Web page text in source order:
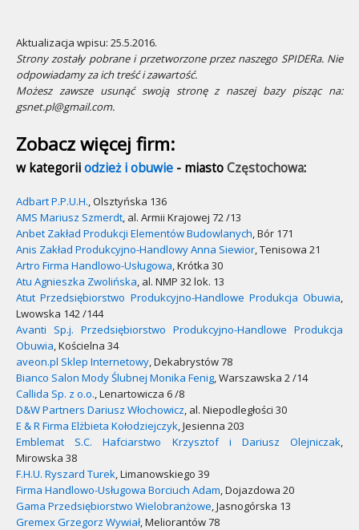
Aktualizacja wpisu: 25.5.2016.
Strony zostały pobrane i przetworzone przez naszego SPIDERa. Nie
odpowiadamy za ich treść i zawartość.
Możesz zawsze usunąć swoją stronę z naszej bazy pisząc na:
gsnet.pl@gmail.com.
Zobacz więcej firm:
w kategoriiodzież i obuwie - miastoCzęstochowa:
Adbart P.P.U.H., Olsztyńska 136
AMS Mariusz Szmerdt, al. Armii Krajowej 72 /13
Anbet Zakład Produkcji Elementów Budowlanych, Bór 171
Anis Zakład Produkcyjno-Handlowy Anna Siewior, Tenisowa 21
Artro Firma Handlowo-Usługowa, Krótka 30
Atu Agnieszka Zwolińska, al. NMP 32 lok. 13
Atut Przedsiębiorstwo Produkcyjno-Handlowe Produkcja Obuwia,
Lwowska 142 /144
Avanti Sp.j. Przedsiębiorstwo Produkcyjno-Handlowe Produkcja
Obuwia, Kościelna 34
aveon.pl Sklep Internetowy, Dekabrystów 78
Bianco Salon Mody Ślubnej Monika Fenig, Warszawska 2 /14
Callida Sp. z o.o., Lenartowicza 6 /8
D&W Partners Dariusz Włochowicz, al. Niepodległości 30
E & R Firma Elżbieta Kołodziejczyk, Jesienna 203
Emblemat S.C. Hafciarstwo Krzysztof i Dariusz Olejniczak,
Mirowska 38
F.H.U. Ryszard Turek, Limanowskiego 39
Firma Handlowo-Usługowa Borciuch Adam, Dojazdowa 20
Gama Przedsiębiorstwo Wielobranżowe, Jasnogórska 13
Gremex Grzegorz Wywiał, Meliorantów 78